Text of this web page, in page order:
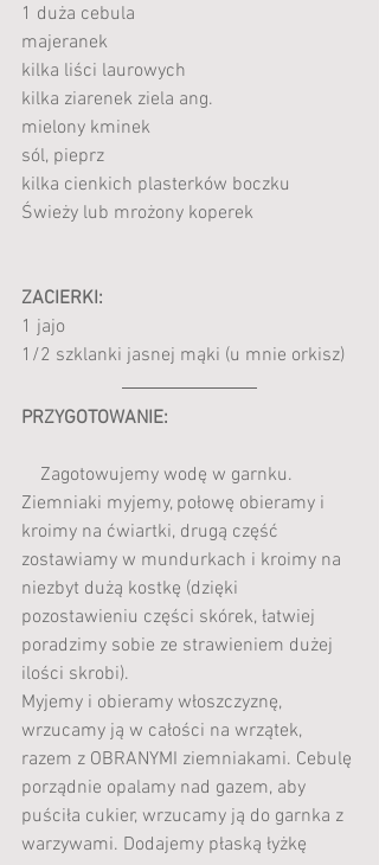
1 duża cebula
majeranek
kilka liści laurowych
kilka ziarenek ziela ang.
mielony kminek
sól, pieprz
kilka cienkich plasterków boczku
Świeży lub mrożony koperek
ZACIERKI:
1 jajo
1/2 szklanki jasnej mąki (u mnie orkisz)
PRZYGOTOWANIE:
Ziemniaki myjemy, połowę obieramy i
kroimy na ćwiartki, drugą część
zostawiamy w mundurkach i kroimy na
niezbyt dużą kostkę (dzięki
pozostawieniu części skórek, łatwiej
poradzimy sobie ze strawieniem dużej
ilości skrobi).
Myjemy i obieramy włoszczyznę,
wrzucamy ją w całości na wrzątek,
razem z OBRANYMI ziemniakami. Cebulę
porządnie opalamy nad gazem, aby
puściła cukier, wrzucamy ją do garnka z
warzywami. Dodajemy płaską łyżkę